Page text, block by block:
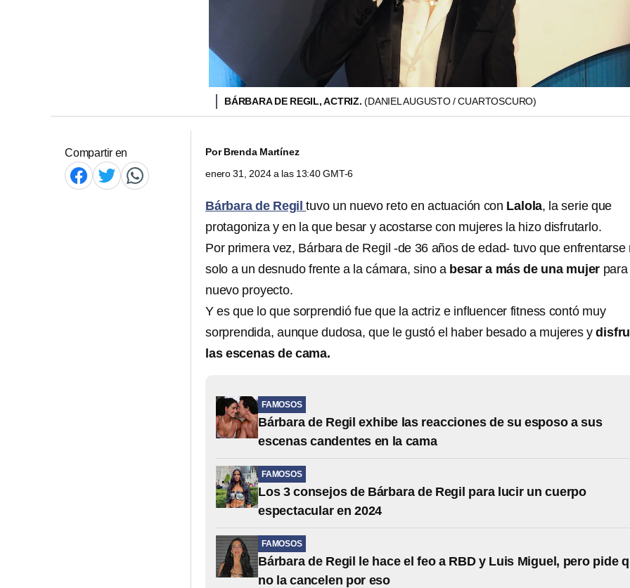
BÁRBARA DE REGIL, ACTRIZ.(DANIEL AUGUSTO / CUARTOSCURO)
Compartir en PorBrenda Martínez
enero 31, 2024 a las 13:40 GMT-6
Bárbara de Regiltuvo un nuevo reto en actuación con Lalola, la serie que
protagoniza y en la que besar y acostarse con mujeres la hizo disfrutarlo.
Por primera vez, Bárbara de Regil -de 36 años de edad- tuvo que enfrentarse
solo a un desnudo frente a la cámara, sino a besar a más de una mujer
nuevo proyecto.
Y es que lo que sorprendió fue que la actriz e influencer fitness contó muy
sorprendida, aunque dudosa, que le gustó el haber besado a mujeres y
las escenas de cama.
FAMOSOS
Bárbara de Regil exhibe las reacciones de su esposo a sus
escenas candentes en la cama
FAMOSOS
Los 3 consejos de Bárbara de Regil para lucir un cuerpo
espectacular en 2024
FAMOSOS
Bárbara de Regil le hace el feo a RBD y Luis Miguel, pero pide
no la cancelen por eso